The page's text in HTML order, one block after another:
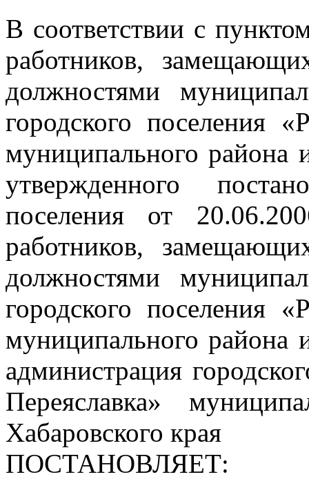
В соответствии с
работников,
должностями
городского поселения
муниципального района
утвержденного
поселения от
работников,
должностями
городского поселения
муниципального района
администрация
Переяславка»
Хабаровского края
ПОСТАНОВЛЯЕТ: